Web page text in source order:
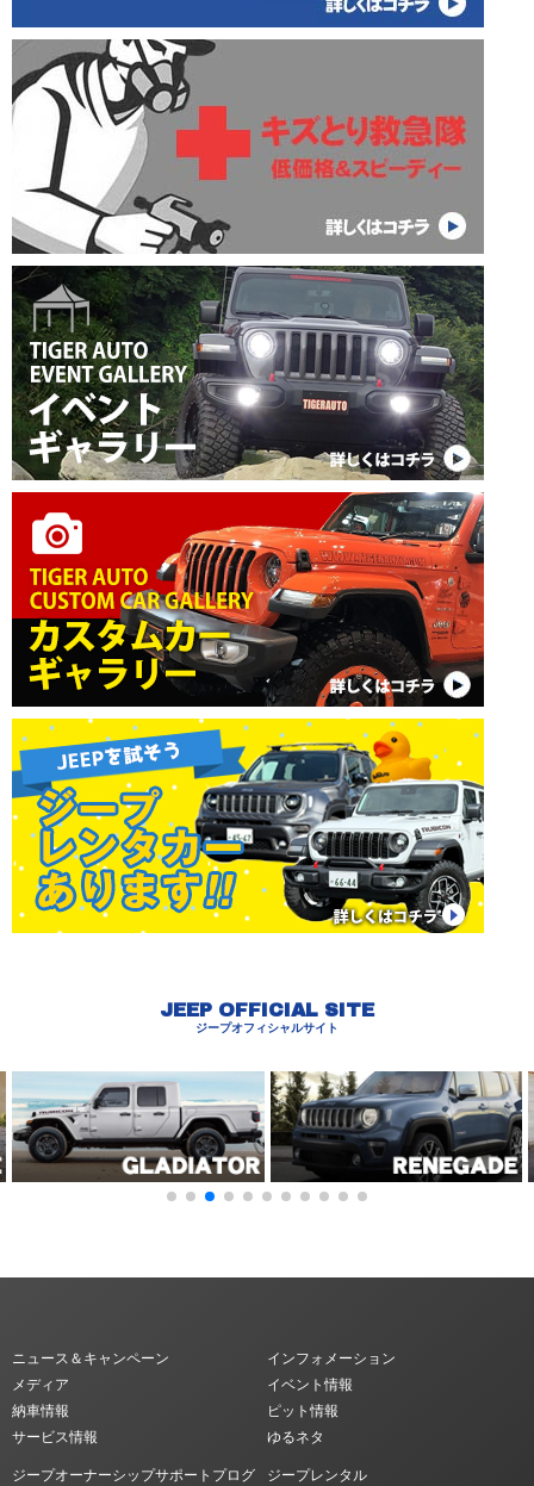
JEEP OFFICIAL SITE
ジープオフィシャルサイト
ニュース＆キャンペーン
インフォメーション
メディア
イベント情報
納車情報
ピット情報
サービス情報
ゆるネタ
ジープオーナーシップサポートプログ
ジープレンタル